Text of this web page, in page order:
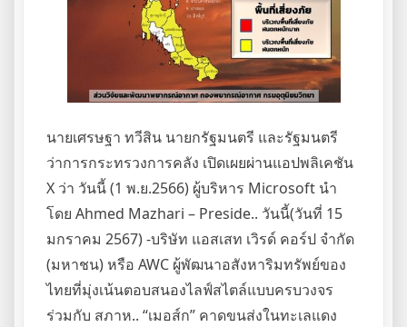
นายเศรษฐา ทวีสิน นายกรัฐมนตรี และรัฐมนตรี
ว่าการกระทรวงการคลัง เปิดเผยผ่านแอปพลิเคชัน
X ว่า วันนี้ (1 พ.ย.2566) ผู้บริหาร Microsoft นำ
โดย Ahmed Mazhari – Preside.. วันนี้(วันที่ 15
มกราคม 2567) -บริษัท แอสเสท เวิรด์ คอร์ป จำกัด
(มหาชน) หรือ AWC ผู้พัฒนาอสังหาริมทรัพย์ของ
ไทยที่มุ่งเน้นตอบสนองไลฟ์สไตล์แบบครบวงจร
ร่วมกับ สภาห.. “เมอส์ก” คาดขนส่งในทะเลแดง